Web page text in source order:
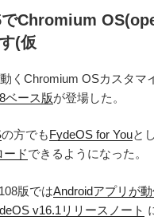
Chromium
(仮
くChromium OSカスタマ
ベース版が登場した。
の方でもFydeOS for Youと
ードできるようになった。
版ではAndroidアプリが
v16.1リリースノート